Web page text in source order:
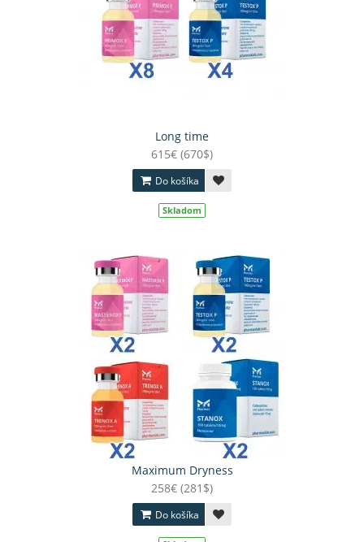
Long time
615€ (670$)
Do košíka
Skladom
Maximum Dryness
258€ (281$)
Do košíka